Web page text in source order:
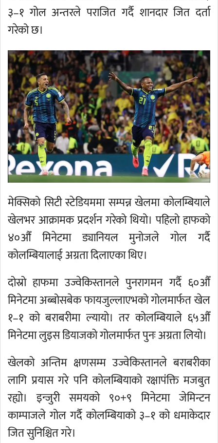
३–१ गोल अन्तरले पराजित गर्दै शानदार जित दर्ता
गरेको छ।
मेक्सिको सिटी स्टेडियममा सम्पन्न खेलमा कोलम्बियाले
खेलभर आक्रामक प्रदर्शन गरेको थियो। पहिलो हाफको
४०औँ मिनेटमा ड्यानियल मुनोजले गोल गर्दै
कोलम्बियालाई अग्रता दिलाएका थिए।
दोस्रो हाफमा उज्वेकिस्तानले पुनरागमन गर्दै ६०औँ
मिनेटमा अब्बोसबेक फायजुल्लाएभको गोलमार्फत खेल
१–१ को बराबरीमा ल्यायो। तर कोलम्बियाले ६५औँ
मिनेटमा लुइस डियाजको गोलमार्फत पुनः अग्रता लियो।
खेलको अन्तिम क्षणसम्म उज्वेकिस्तानले बराबरीका
लागि प्रयास गरे पनि कोलम्बियाको रक्षापंक्ति मजबुत
रह्यो। इन्जुरी समयको ९०+९ मिनेटमा जेमिन्टन
काम्पाजले गोल गर्दै कोलम्बियाको ३–१ को धमाकेदार
जित सुनिश्चित गरे।